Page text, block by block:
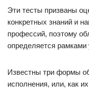
Эти тесты призваны
конкретных знаний и
профессий, поэтому
определяется рамками
Известны три формы
исполнения, или, как